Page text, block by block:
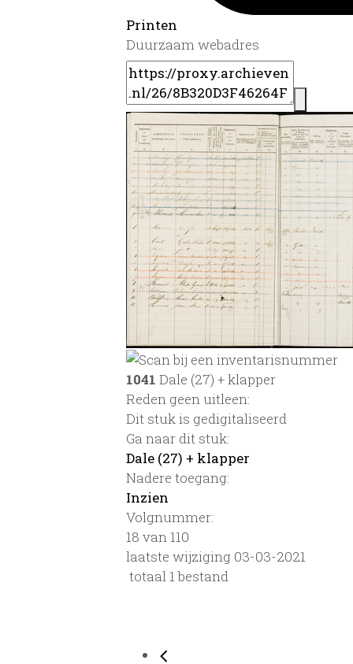
Printen
Duurzaam webadres
1041 Dale (27) + klapper
Reden geen uitleen:
Dit stuk is gedigitaliseerd
Ga naar dit stuk:
Dale (27) + klapper
Nadere toegang:
Inzien
Volgnummer:
18 van 110
laatste wijziging 03-03-2021
totaal 1 bestand